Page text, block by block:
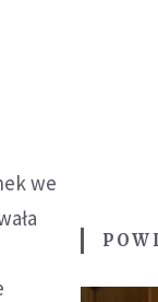
we